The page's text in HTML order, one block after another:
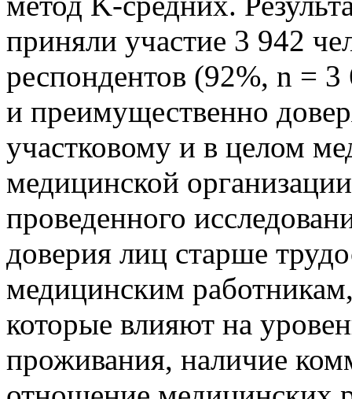
приняли участие 3 942
респондентов (92%, n =
и преимущественно
участковому и в целом
медицинской
проведенного
доверия лиц старше
медицинским
которые влияют на
проживания, наличие